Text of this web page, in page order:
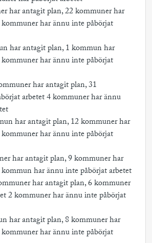
har antagit plan, 22 kommuner har
har ännu inte påbörjat
har antagit plan, 1 kommun har
har ännu inte påbörjat
har antagit plan, 31
arbetet 4 kommuner har ännu
har antagit plan, 12 kommuner har
har ännu inte påbörjat
har antagit plan, 9 kommuner har
har ännu inte påbörjat arbetet
har antagit plan, 6 kommuner
2 kommuner har ännu inte påbörjat
har antagit plan, 8 kommuner har
har ännu inte påbörjat